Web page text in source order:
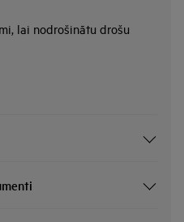
lai nodrošinātu drošu